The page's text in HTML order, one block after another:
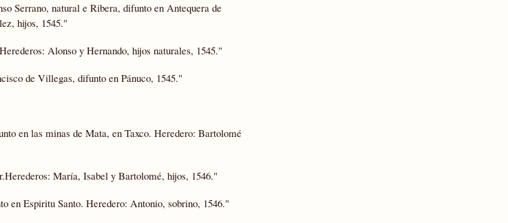
Serrano, natural e Ribera, difunto en Antequera de
hijos, 1545."
Alonso y Hernando, hijos naturales, 1545."
de Villegas, difunto en Pánuco, 1545."
en las minas de Mata, en Taxco. Heredero: Bartolomé
María, Isabel y Bartolomé, hijos, 1546."
en Espiritu Santo. Heredero: Antonio, sobrino, 1546."